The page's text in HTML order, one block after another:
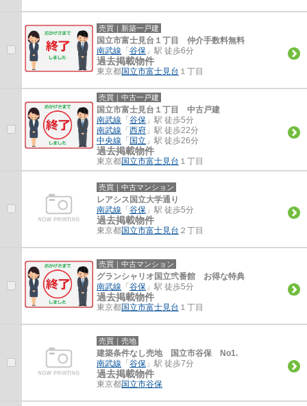
売買｜新築一戸建
国立市富士見台１丁目 仲介手数料無料
南武線 「 谷保 」駅 徒歩6分
過去掲載物件
東京都国立市富士見台 １丁目
売買｜中古一戸建
国立市富士見台１丁目 中古戸建
南武線 「 谷保 」駅 徒歩5分
南武線 「 西府 」駅 徒歩22分
中央線 「 国立 」駅 徒歩26分
過去掲載物件
東京都国立市富士見台 １丁目
売買｜中古マンション
レアシス国立大学通り
南武線 「 谷保 」駅 徒歩5分
過去掲載物件
東京都国立市富士見台 ２丁目
売買｜中古マンション
グランシャリオ国立弐番館 お得な特典
南武線 「 谷保 」駅 徒歩5分
過去掲載物件
東京都国立市富士見台 １丁目
売買｜売地
建築条件なし売地 国立市谷保 No1.
南武線 「 谷保 」駅 徒歩7分
過去掲載物件
東京都国立市谷保